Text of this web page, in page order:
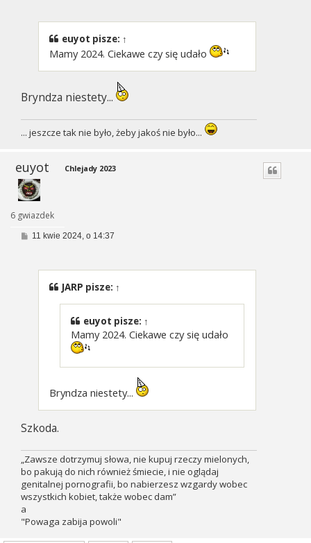
euyot pisze: ↑
Mamy 2024. Ciekawe czy się udało
Bryndza niestety...
... jeszcze tak nie było, żeby jakoś nie było...
euyot
6 gwiazdek
Chlejady 2023
P11 kwie 2024, o 14:37
JARP pisze: ↑
euyot pisze: ↑
Mamy 2024. Ciekawe czy się udało
Bryndza niestety...
Szkoda.
„Zawsze dotrzymuj słowa, nie kupuj rzeczy mielonych,
bo pakują do nich również śmiecie, i nie oglądaj
genitalnej pornografii, bo nabierzesz wzgardy wobec
wszystkich kobiet, także wobec dam”
a
"Powaga zabija powoli"